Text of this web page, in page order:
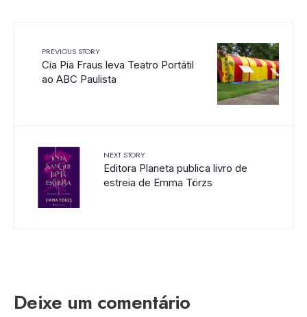
PREVIOUS STORY
Cia Pia Fraus leva Teatro Portátil
ao ABC Paulista
NEXT STORY
Editora Planeta publica livro de
estreia de Emma Törzs
Deixe um comentário